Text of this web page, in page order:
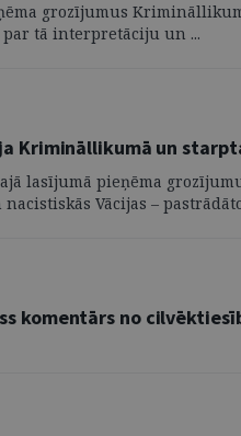
grozījumus
tā interpretāciju un ...
Krimināllikumā un
lasījumā pieņēma
Vācijas –
komentārs no